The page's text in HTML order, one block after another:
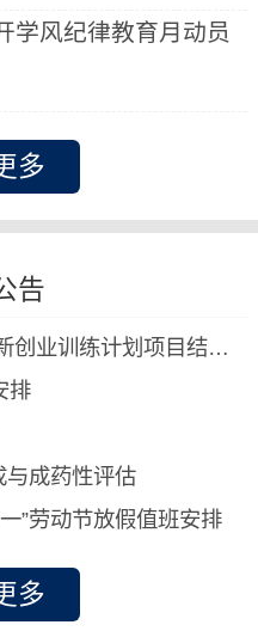
学风纪律教育月动员
多
告
关于做好2025年大学生创新创业训练计划项目结题验收及往年延期项目清理工作的通知
排
成药性评估
”劳动节放假值班安排
多